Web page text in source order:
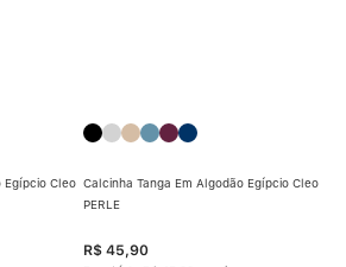
Egípcio Cleo Calcinha Tanga Em Algodão Egípcio Cleo
PERLE
R$ 45,90